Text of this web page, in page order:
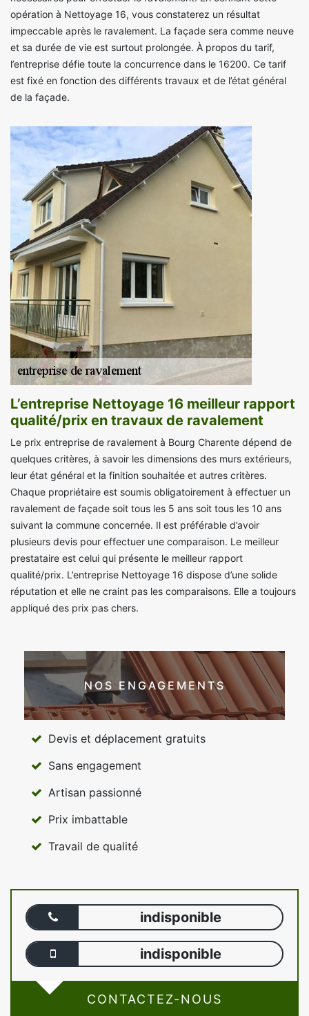
opération à Nettoyage 16, vous constaterez un résultat
impeccable après le ravalement. La façade sera comme neuve
et sa durée de vie est surtout prolongée. À propos du tarif,
l’entreprise défie toute la concurrence dans le 16200. Ce tarif
est fixé en fonction des différents travaux et de l’état général
de la façade.
L’entreprise Nettoyage 16 meilleur rapport
qualité/prix en travaux de ravalement
Le prix entreprise de ravalement à Bourg Charente dépend de
quelques critères, à savoir les dimensions des murs extérieurs,
leur état général et la finition souhaitée et autres critères.
Chaque propriétaire est soumis obligatoirement à effectuer un
ravalement de façade soit tous les 5 ans soit tous les 10 ans
suivant la commune concernée. Il est préférable d’avoir
plusieurs devis pour effectuer une comparaison. Le meilleur
prestataire est celui qui présente le meilleur rapport
qualité/prix. L’entreprise Nettoyage 16 dispose d’une solide
réputation et elle ne craint pas les comparaisons. Elle a toujours
appliqué des prix pas chers.
NOS ENGAGEMENTS
Devis et déplacement gratuits
Sans engagement
Artisan passionné
Prix imbattable
Travail de qualité
indisponible
indisponible
CONTACTEZ-NOUS